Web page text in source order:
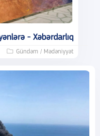
- Xəbərdarlıq
Gündəm / Mədəniyyət